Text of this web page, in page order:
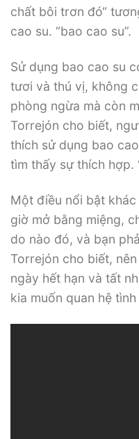
chất bôi trơn đó“
cao su. “bao cao su”.
Sử dụng bao cao su
tươi và thú vị, không
phòng ngừa mà còn
Torrejón cho biết,
thích sử dụng bao
tìm thấy sự thích hợp.
Một điều nổi bật
giờ mở bằng miệng,
do nào đó, và bạn
Torrejón cho biết,
ngày hết hạn và tất
kia muốn quan hệ